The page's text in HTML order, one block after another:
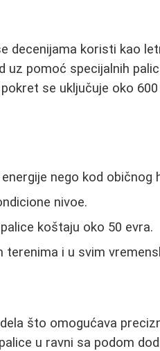
decenijama koristi kao
pomoć specijalnih
se uključuje oko
nego kod običnog
nivoe.
koštaju oko 50 evra.
i u svim
što omogućava
u ravni sa podom